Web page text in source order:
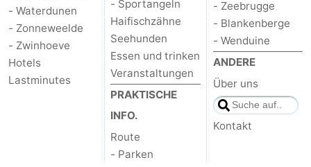
- Waterdunen
- Zonneweelde
- Zwinhoeve
Hotels
Lastminutes
- Sportangeln
Haifischzähne
Seehunden
Essen und trinken
Veranstaltungen
PRAKTISCHE
INFO.
Route
- Parken
- Zeebrugge
- Blankenberge
- Wenduine
ANDERE
Über uns
Kontakt